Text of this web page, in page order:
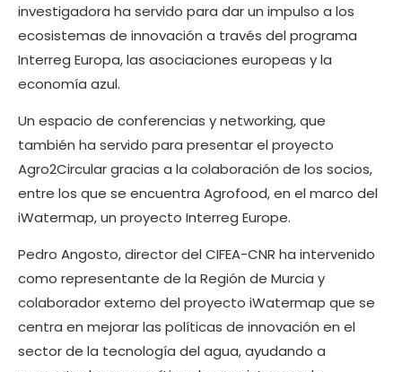
investigadora ha servido para dar un impulso a los
ecosistemas de innovación a través del programa
Interreg Europa, las asociaciones europeas y la
economía azul.
Un espacio de conferencias y networking, que
también ha servido para presentar el proyecto
Agro2Circular gracias a la colaboración de los socios,
entre los que se encuentra Agrofood, en el marco del
iWatermap, un proyecto Interreg Europe.
Pedro Angosto, director del CIFEA-CNR ha intervenido
como representante de la Región de Murcia y
colaborador externo del proyecto iWatermap que se
centra en mejorar las políticas de innovación en el
sector de la tecnología del agua, ayudando a